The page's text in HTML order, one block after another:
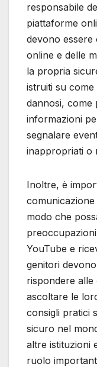
responsabile
piattaforme
devono essere
online e delle
la propria
istruiti su
dannosi, come
informazioni
segnalare
inappropriati o
Inoltre, è
modo che
YouTube e
genitori
rispondere alle
ascoltare le
consigli pratici
sicuro nel
altre istituzioni
ruolo